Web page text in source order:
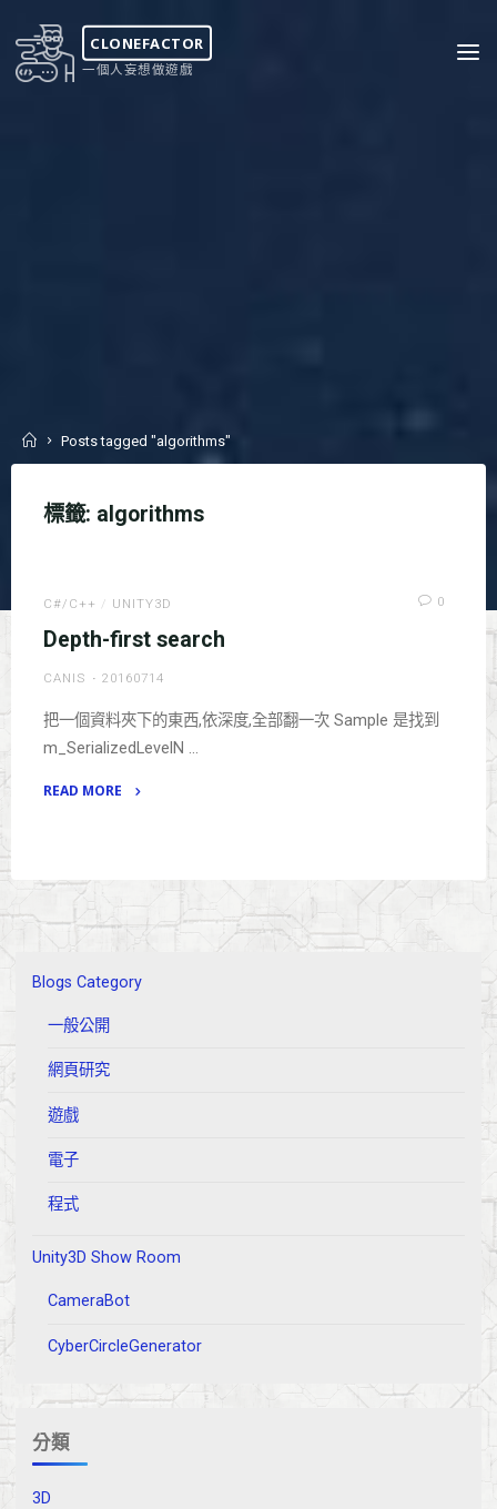
content
CLONEFACTOR
一個人妄想做遊戲
HomePosts tagged "algorithms"
標籤: algorithms
C#/C++ / UNITY3D 0
Depth-first search
CANIS 20160714
把一個資料夾下的東西,依深度,全部翻一次 Sample 是找到
m_SerializedLevelN …
READ MORE
Blogs Category
一般公開
網頁研究
遊戲
電子
程式
Unity3D Show Room
CameraBot
CyberCircleGenerator
分類
3D